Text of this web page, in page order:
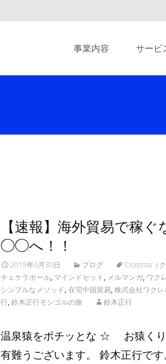
事業内容 サービ
【速報】海外貿易で稼ぐ
◯◯へ！！
2019年6月30日 ブログ Crossma（ク
チェケラポール, マインドセット , メルマンガ, ワク
シンプルなメソッド,在宅中国貿易,株式会社ワクレ
行,鈴木正行モンゴルの旅 鈴木正行
温泉猿をポチッとな ☆ お猿くり
有難うございます。 鈴木正行で